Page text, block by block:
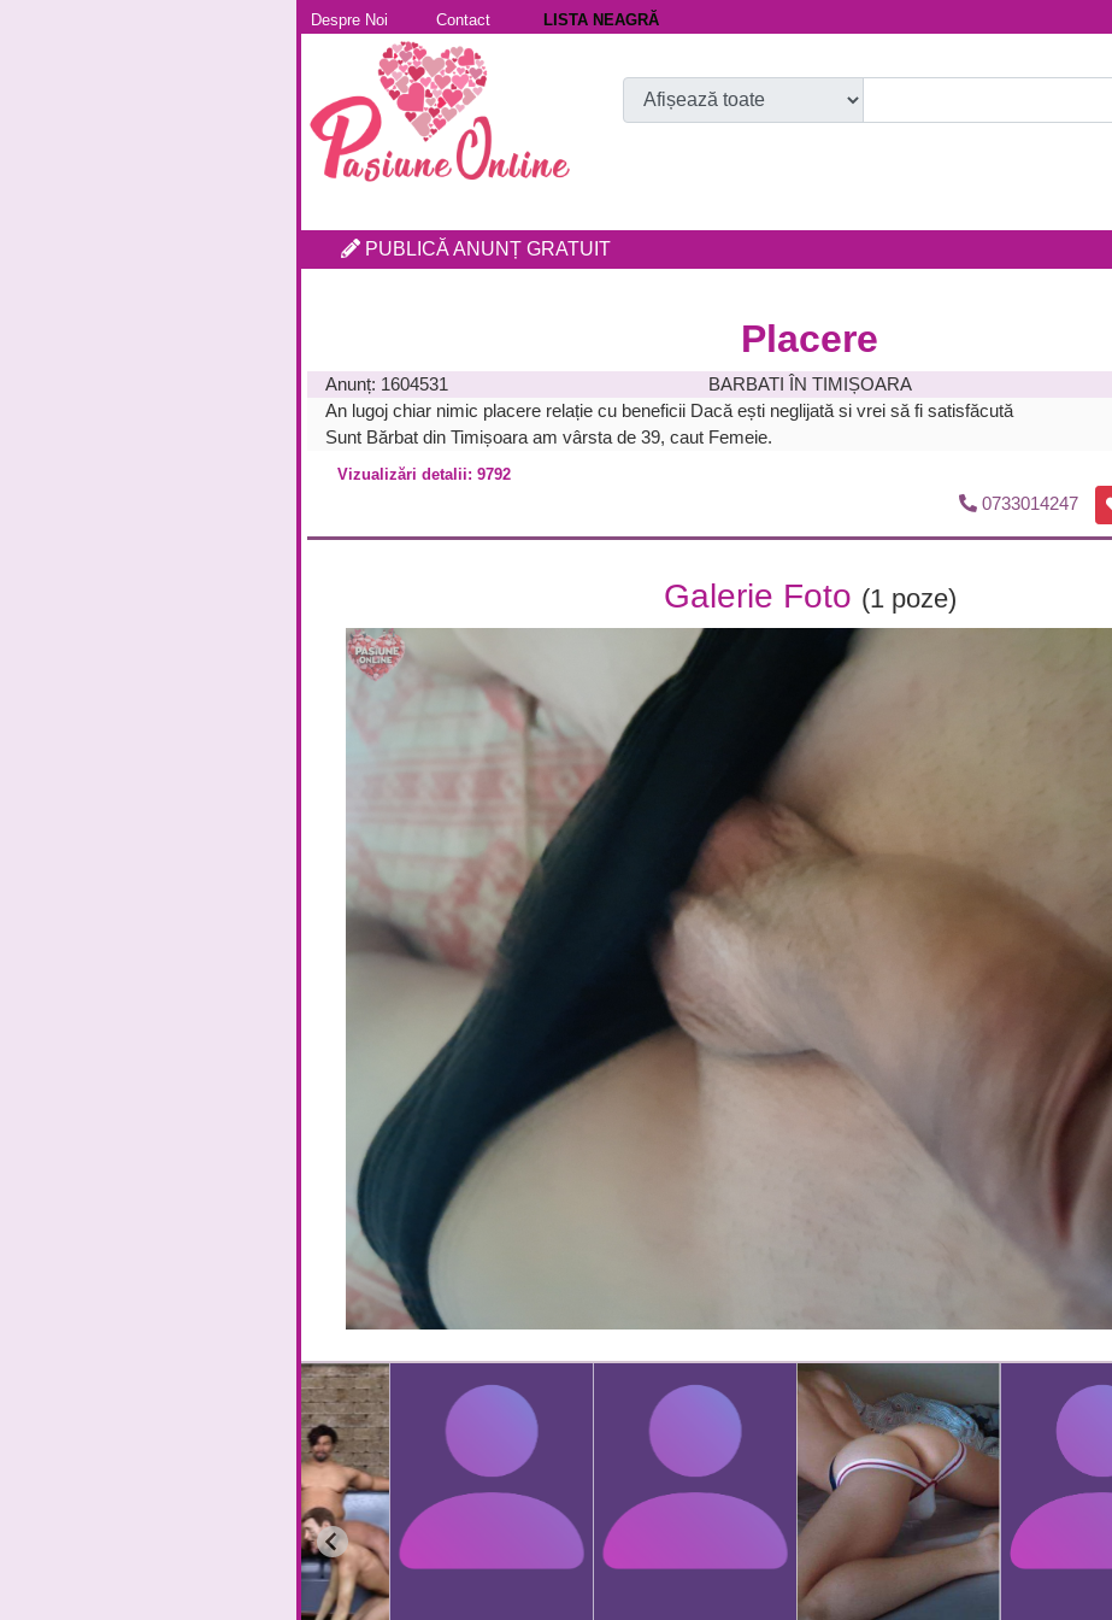
Despre Noi Contact LISTA NEAGRĂ
PUBLICĂ ANUNȚ GRATUIT
Placere
Anunț: 1604531 BARBATI ÎN TIMIȘOARA
An lugoj chiar nimic placere relație cu beneficii Dacă ești neglijată si vrei să fi satisfăcută
Sunt Bărbat din Timișoara am vârsta de 39, caut Femeie.
Vizualizări detalii: 9792
0733014247
Galerie Foto (1 poze)